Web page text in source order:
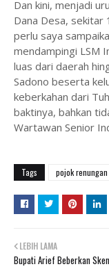
Dan kini, menjadi
Dana Desa, sekitar
perlu saya
mendampingi LSM
luas dari daerah
Sadono beserta
keberkahan dari
baktinya, bahkan
Wartawan Senior
Tags pojok renungan
LEBIH LAMA
Bupati Arief Beberkan